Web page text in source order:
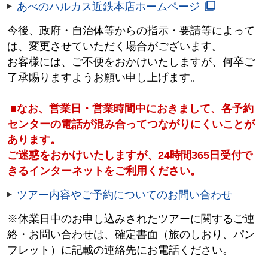
あべのハルカス近鉄本店ホームページ
今後、政府・自治体等からの指示・要請等によって
は、変更させていただく場合がございます。
お客様には、ご不便をおかけいたしますが、何卒ご
了承賜りますようお願い申し上げます。
■なお、営業日・営業時間中におきまして、各予約
センターの電話が混み合ってつながりにくいことが
あります。
ご迷惑をおかけいたしますが、24時間365日受付で
きるインターネットをご利用ください。
ツアー内容やご予約についてのお問い合わせ
※休業日中のお申し込みされたツアーに関するご連
絡・お問い合わせは、確定書面（旅のしおり、パン
フレット）に記載の連絡先にお電話ください。